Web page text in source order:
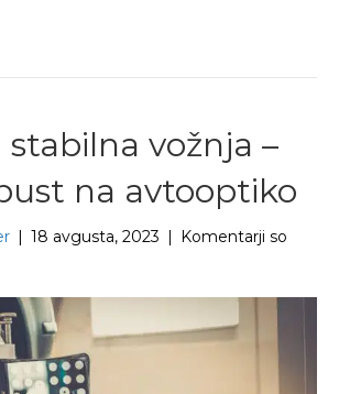
stabilna vožnja –
na avtooptiko
| 18 avgusta, 2023 | Komentarji so